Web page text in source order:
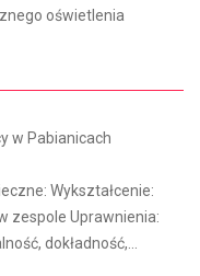
oświetlenia
w Pabianicach
Wykształcenie:
zespole Uprawnienia:
dokładność,...